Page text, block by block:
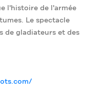
l'histoire de l'armée
Le spectacle
de gladiateurs et des